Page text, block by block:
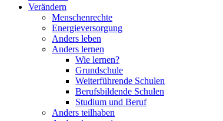
Verändern
Menschenrechte
Energieversorgung
Anders leben
Anders lernen
Wie lernen?
Grundschule
Weiterführende Schulen
Berufsbildende Schulen
Studium und Beruf
Anders teilhaben